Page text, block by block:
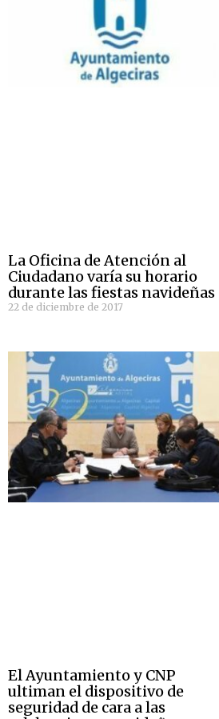
La Oficina de Atención al
Ciudadano varía su horario
durante las fiestas navideñas
22 de diciembre de 2017
El Ayuntamiento y CNP
ultiman el dispositivo de
seguridad de cara a las